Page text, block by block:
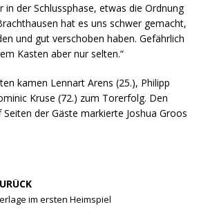
in der Schlussphase, etwas die Ordnung
hat es uns schwer gemacht,
und gut verschoben haben. Gefährlich
Kasten aber nur selten.“
kamen Lennart Arens (25.), Philipp
Kruse (72.) zum Torerfolg. Den
der Gäste markierte Joshua Groos
im ersten Heimspiel